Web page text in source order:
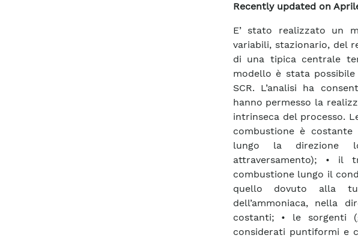
Recently updated on
E’ stato realizzato un
variabili, stazionario, del
di una tipica centrale
modello è stata
SCR. L’analisi ha
hanno permesso la
intrinseca del processo.
combustione è
lungo la direzione
attraversamento); • il
combustione lungo il
quello dovuto alla
dell’ammoniaca, nella
costanti; • le sorgenti
considerati puntiformi e